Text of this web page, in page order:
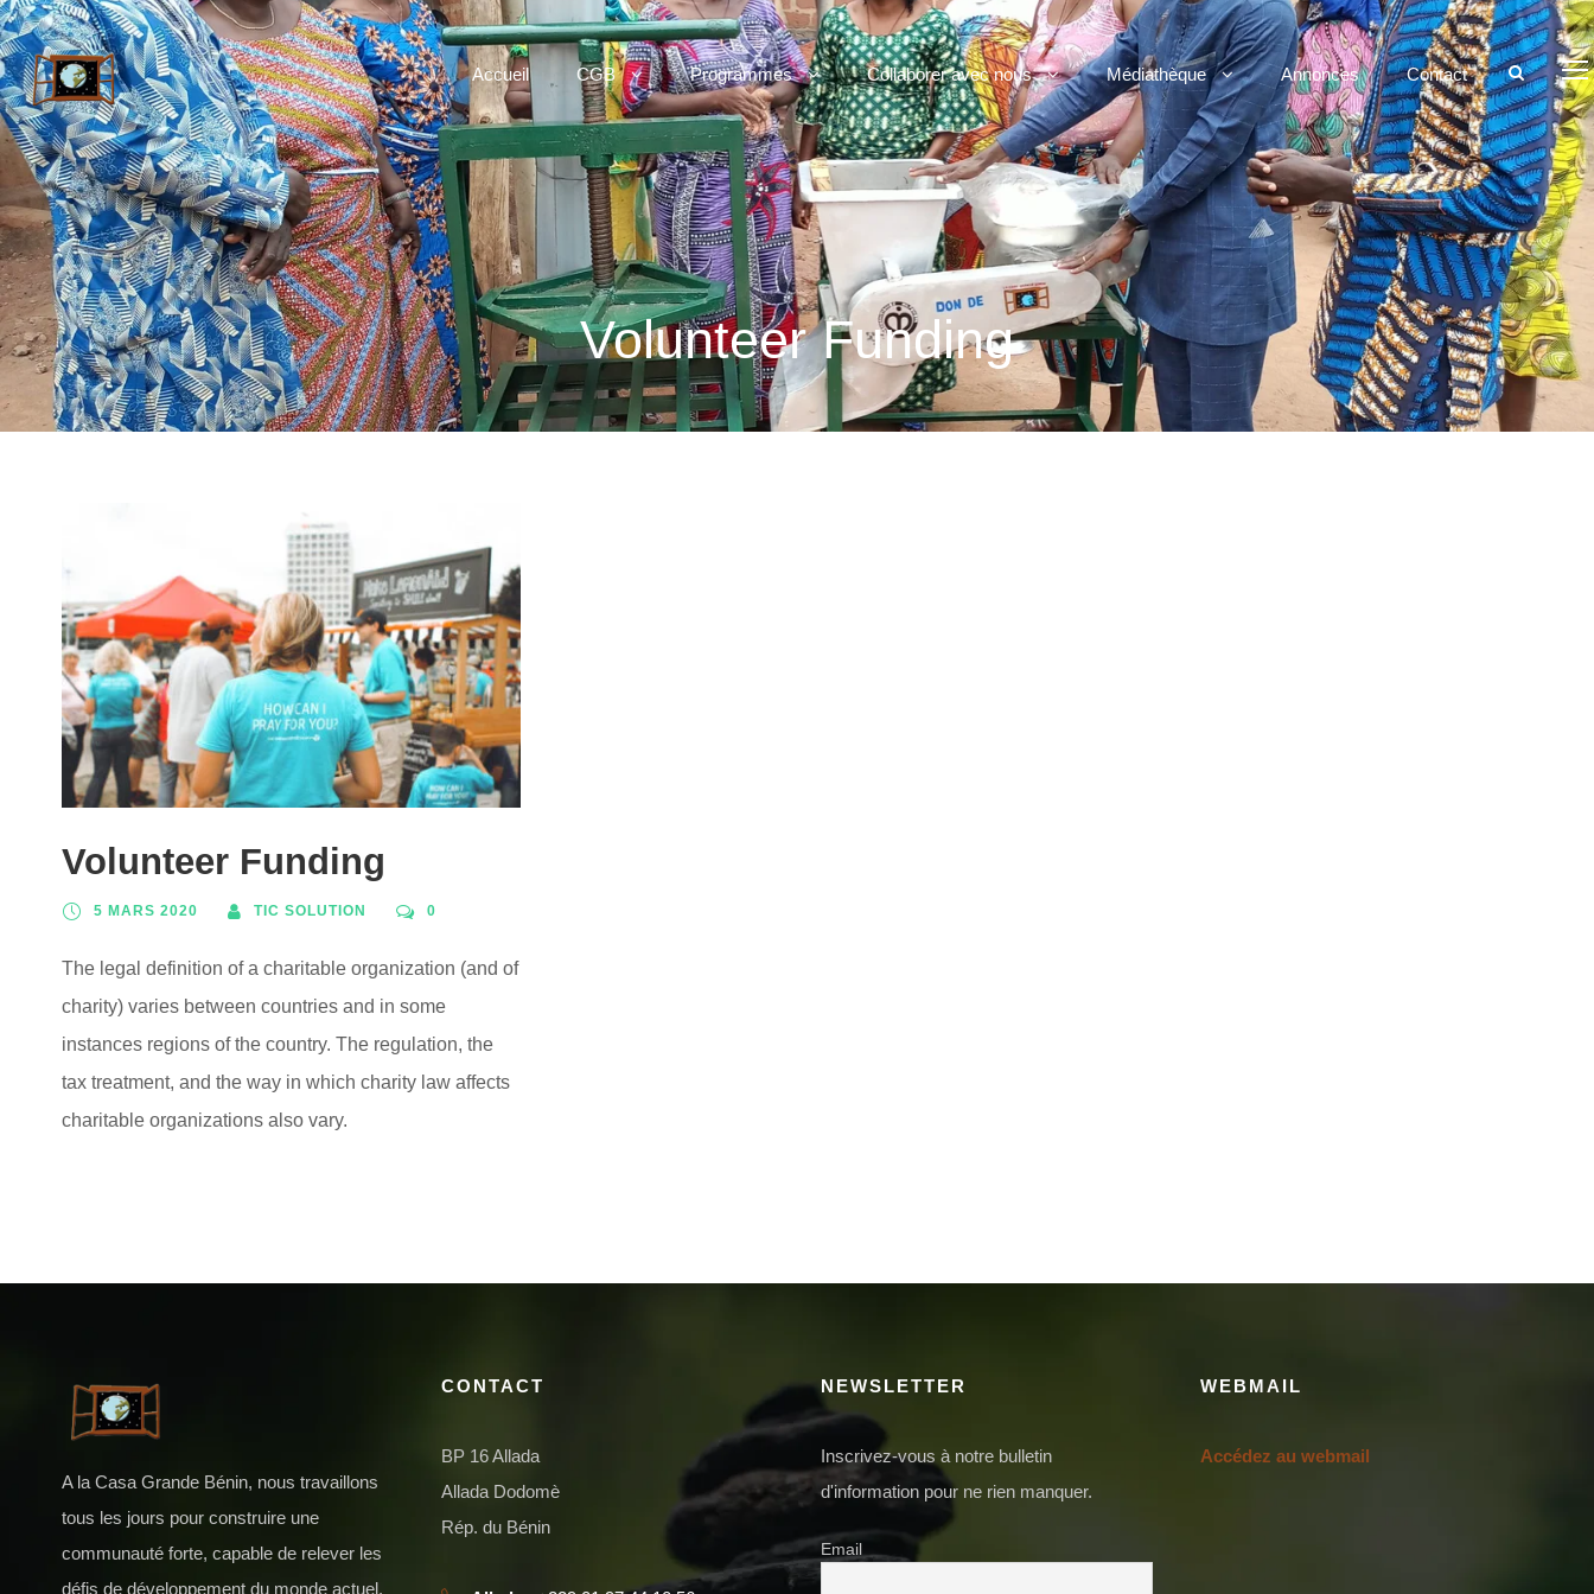
Accueil CGB Programmes Collaborer avec nous Médiathèque Annonces Contact
Volunteer Funding
Volunteer Funding
5 MARS 2020 TIC SOLUTION 0
The legal definition of a charitable organization (and of
charity) varies between countries and in some
instances regions of the country. The regulation, the
tax treatment, and the way in which charity law affects
charitable organizations also vary.
A la Casa Grande Bénin, nous travaillons
tous les jours pour construire une
communauté forte, capable de relever les
défis de développement du monde actuel.
CONTACT
BP 16 Allada
Allada Dodomè
Rép. du Bénin
NEWSLETTER
Inscrivez-vous à notre bulletin
d'information pour ne rien manquer.
Email
WEBMAIL
Accédez au webmail